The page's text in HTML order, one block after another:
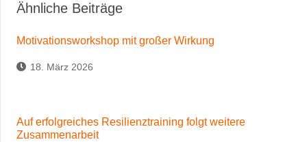
Ähnliche Beiträge
Motivationsworkshop mit großer Wirkung
18. März 2026
Auf erfolgreiches Resilienztraining folgt weitere
Zusammenarbeit